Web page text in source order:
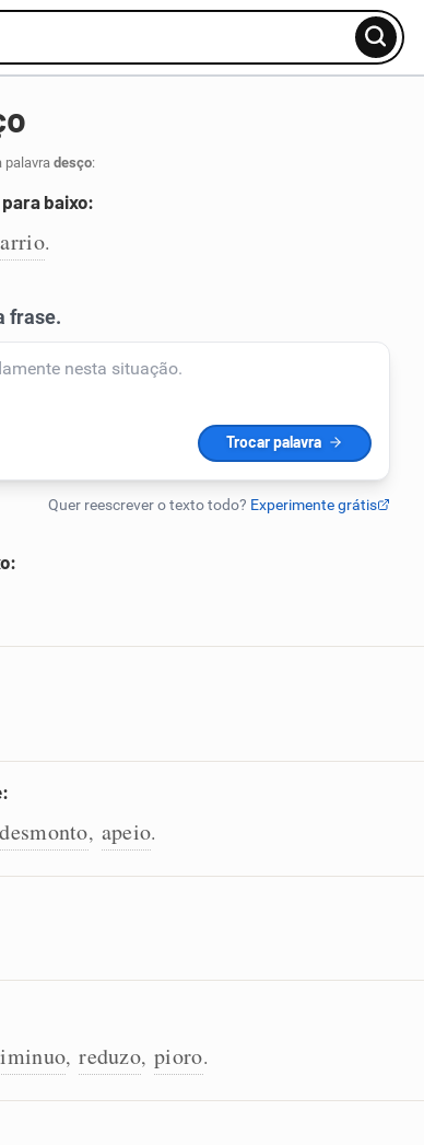
palavra desço:
para baixo:
arrio.
desmonto, apeio.
, reduzo, pioro.